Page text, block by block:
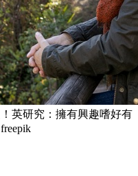
英研究：擁有興趣嗜好有